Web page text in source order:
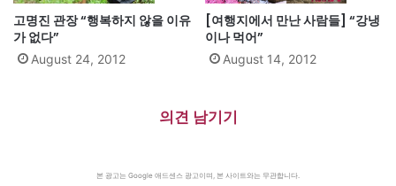
고명진 관장 “행복하지 않을 이유
가 없다”
August 24, 2012
[여행지에서 만난 사람들] “강냉
이나 먹어”
August 14, 2012
의견 남기기
본 광고는 Google 애드센스 광고이며, 본 사이트와는 무관합니다.